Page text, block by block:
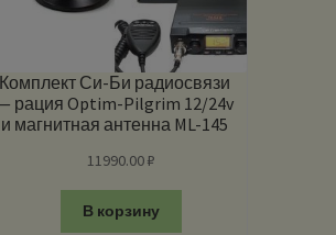
Комплект Си-Би радиосвязи
рация Optim-Pilgrim 12/24v
и магнитная антенна ML-145
11990.00₽
В корзину